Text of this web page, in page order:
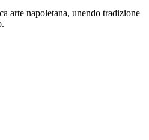
arte napoletana, unendo tradizione